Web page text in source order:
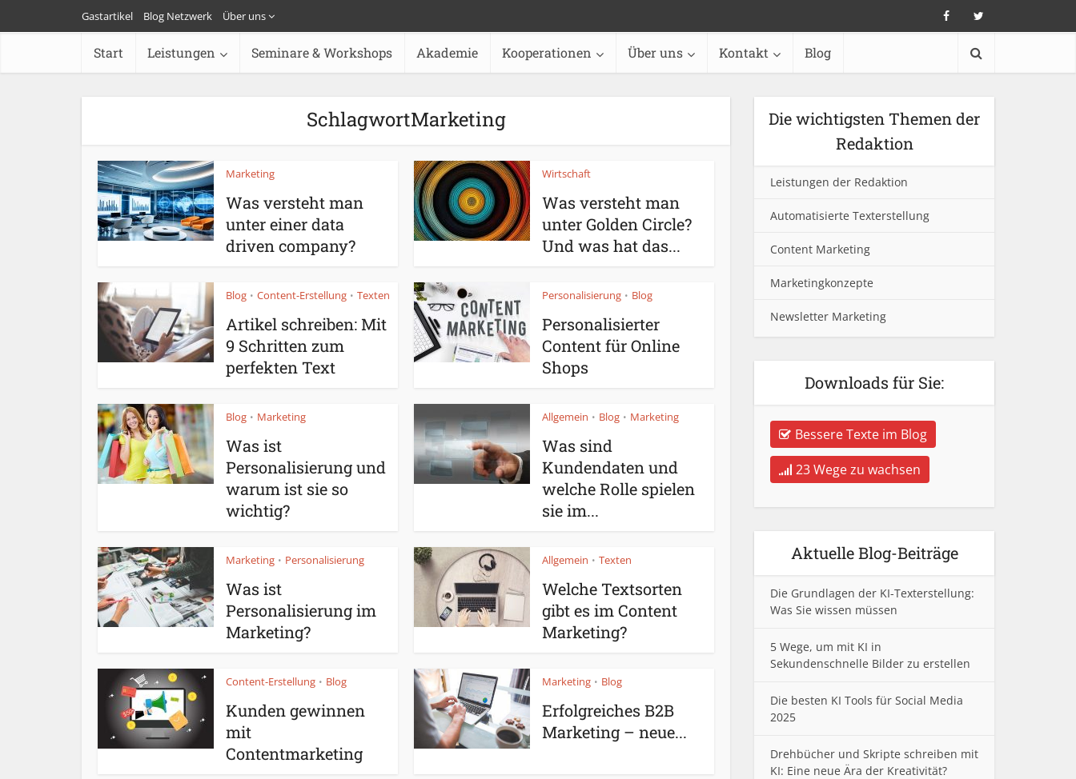
Gastartikel Blog Netzwerk Über uns
Start Leistungen Seminare & Workshops Akademie Kooperationen Über uns Kontakt Blog
SchlagwortMarketing
Marketing
Was versteht man
unter einer data
driven company?
Wirtschaft
Was versteht man
unter Golden Circle?
Und was hat das...
Blog • Content-Erstellung • Texten
Artikel schreiben: Mit
9 Schritten zum
perfekten Text
Personalisierung • Blog
Personalisierter
Content für Online
Shops
Blog • Marketing
Was ist
Personalisierung und
warum ist sie so
wichtig?
Allgemein • Blog • Marketing
Was sind
Kundendaten und
welche Rolle spielen
sie im...
Marketing • Personalisierung
Was ist
Personalisierung im
Marketing?
Allgemein • Texten
Welche Textsorten
gibt es im Content
Marketing?
Content-Erstellung • Blog
Kunden gewinnen
mit
Contentmarketing
Marketing • Blog
Erfolgreiches B2B
Marketing – neue...
Die wichtigsten Themen der
Redaktion
Leistungen der Redaktion
Automatisierte Texterstellung
Content Marketing
Marketingkonzepte
Newsletter Marketing
Downloads für Sie:
Bessere Texte im Blog
23 Wege zu wachsen
Aktuelle Blog-Beiträge
Die Grundlagen der KI-Texterstellung:
Was Sie wissen müssen
5 Wege, um mit KI in
Sekundenschnelle Bilder zu erstellen
Die besten KI Tools für Social Media
2025
Drehbücher und Skripte schreiben mit
KI: Eine neue Ära der Kreativität?